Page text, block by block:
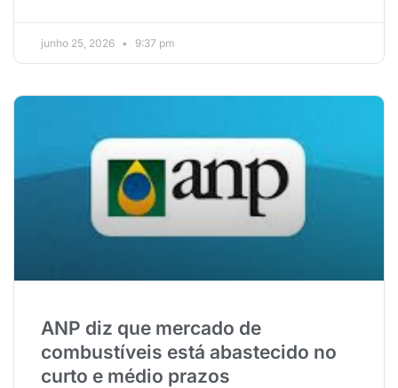
junho 25, 2026 9:37 pm
ANP diz que mercado de
combustíveis está abastecido no
curto e médio prazos